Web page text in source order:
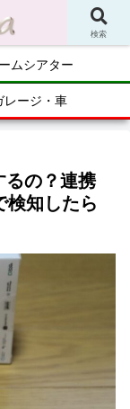
ムシアター
レージ・車
の？連携
検知したら
検索